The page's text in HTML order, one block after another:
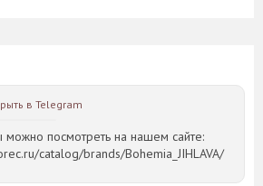
в Telegram
посмотреть на нашем сайте:
catalog/brands/Bohemia_JIHLAVA/